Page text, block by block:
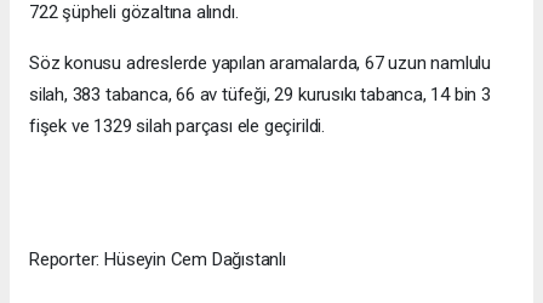
722 şüpheli gözaltına alındı.
Söz konusu adreslerde yapılan aramalarda, 67 uzun namlulu
silah, 383 tabanca, 66 av tüfeği, 29 kurusıkı tabanca, 14 bin 3
fişek ve 1329 silah parçası ele geçirildi.
Reporter: Hüseyin Cem Dağıstanlı